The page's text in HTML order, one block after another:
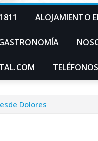
ALOJAMIENTO
Dolores